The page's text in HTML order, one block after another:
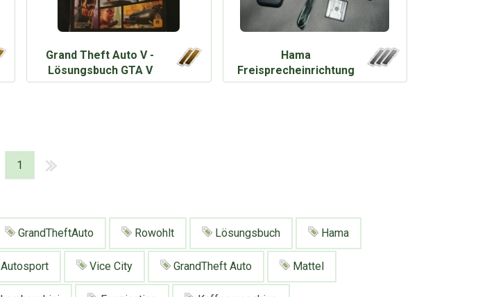
Grand Theft Auto V -
Lösungsbuch GTA V
Hama
Freisprecheinrichtung
fürs Auto
1
GrandTheftAuto Rowohlt Lösungsbuch Hama
Autosport Vice City GrandTheft Auto Mattel